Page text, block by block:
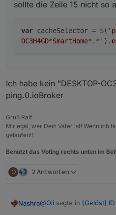
sollte die Zeile 15 nicht so
var cacheSelector = $(
OC3H4GD*SmartHome*.*' ).
Ich habe kein "DESKTOP-
ping.0.ioBroker
Gruß Ralf
Mir egal, wer Dein Vater ist! Wenn ich
gelaufen!!
Benutzt das Voting rechts unten im
O 2 Antworten
Nashra@Oli sagte in [Gelöst]